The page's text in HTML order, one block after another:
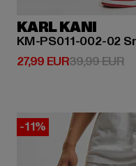
KARL KANI
27,99 EUR
Derzeitiger Preis: 27,99
39,99 EUR
-11%